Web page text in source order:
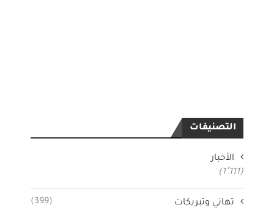
التصنيفات
الأخبار
(1٬111)
تهاني وتبريكات (399)